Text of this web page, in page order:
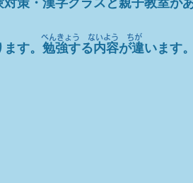
策・漢字クラスと親子教室があ
す。 勉強する内容が違います。
​べんきょう ないよう ちが